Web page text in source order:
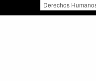
Derechos